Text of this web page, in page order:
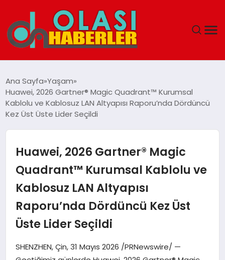
SPOR
SAĞLIK
TEKNOLOJI
YAŞAM
Ana Sayfa Yaşam
Huawei, 2026 Gartner® Magic Quadrant™ Kurumsal
Kablolu ve Kablosuz LAN Altyapısı Raporu’nda Dördüncü
Kez Üst Üste Lider Seçildi
Huawei, 2026 Gartner® Magic
Quadrant™ Kurumsal Kablolu ve
Kablosuz LAN Altyapısı
Raporu’nda Dördüncü Kez Üst
Üste Lider Seçildi
SHENZHEN, Çin, 31 Mayıs 2026 /PRNewswire/ —